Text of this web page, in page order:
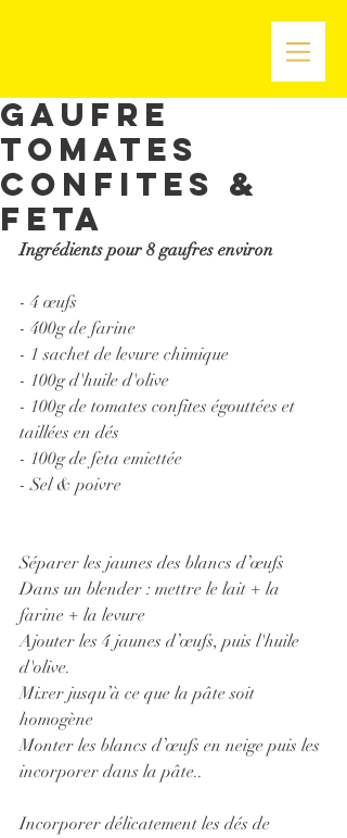
Gaufre
tomates
confites &
feta
Ingrédients pour 8 gaufres environ
- 4 œufs
- 400g de farine
- 1 sachet de levure chimique
- 100g d'huile d'olive
- 100g de tomates confites égouttées et
taillées en dés
- 100g de feta emiettée
- Sel & poivre
Séparer les jaunes des blancs d’œufs
Dans un blender : mettre le lait + la
farine + la levure
Ajouter les 4 jaunes d’œufs, puis l'huile
d'olive.
Mixer jusqu’à ce que la pâte soit
homogène
Monter les blancs d’œufs en neige puis les
incorporer dans la pâte..
Incorporer délicatement les dés de